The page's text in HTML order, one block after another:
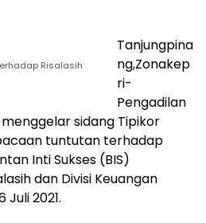
Risalasih
Tanjungpina
ng,Zonakep
ri-
Pengadilan
sidang Tipikor
tuntutan terhadap
Inti Sukses (BIS)
dan Divisi Keuangan
Juli 2021.